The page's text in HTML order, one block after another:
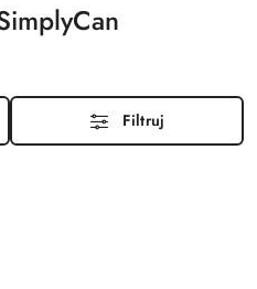
Filtruj